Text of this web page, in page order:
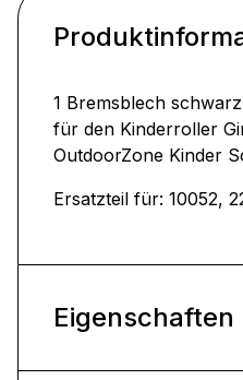
1 Bremsblech
für den Kinderroller
OutdoorZone Kinder
Ersatzteil für: 10052,
Eigenschaften